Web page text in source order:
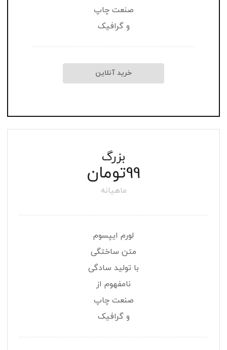
صنعت چاپ
و گرافیک
خرید آنلاین
بزرگ
99تومان
ماهیانه
لورم ایپسوم
متن ساختگی
با تولید سادگی
نامفهوم از
صنعت چاپ
و گرافیک